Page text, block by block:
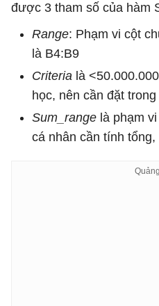
được 3 tham số của hàm
Range: Phạm vi cột
là B4:B9
Criteria là
học, nên cần đặt
Sum_range là phạm
cá nhân cần tính